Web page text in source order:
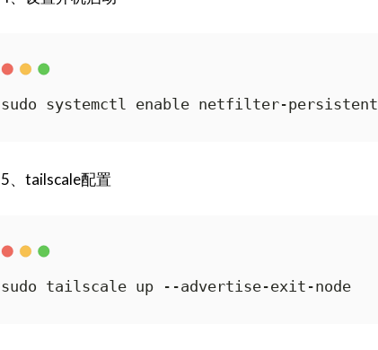
sudo systemctl enable netfilter-persistent
5、tailscale配置
sudo tailscale up --advertise-exit-node